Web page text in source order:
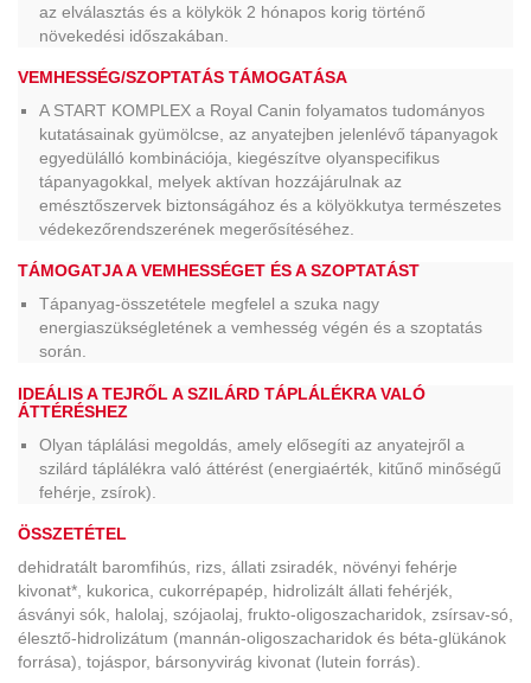
az elválasztás és a kölykök 2 hónapos korig történő
növekedési időszakában.
VEMHESSÉG/SZOPTATÁS TÁMOGATÁSA
A START KOMPLEX a Royal Canin folyamatos tudományos
kutatásainak gyümölcse, az anyatejben jelenlévő tápanyagok
egyedülálló kombinációja, kiegészítve olyanspecifikus
tápanyagokkal, melyek aktívan hozzájárulnak az
emésztőszervek biztonságához és a kölyökkutya természetes
védekezőrendszerének megerősítéséhez.
TÁMOGATJA A VEMHESSÉGET ÉS A SZOPTATÁST
Tápanyag-összetétele megfelel a szuka nagy
energiaszükségletének a vemhesség végén és a szoptatás
során.
IDEÁLIS A TEJRŐL A SZILÁRD TÁPLÁLÉKRA VALÓ
ÁTTÉRÉSHEZ
Olyan táplálási megoldás, amely elősegíti az anyatejről a
szilárd táplálékra való áttérést (energiaérték, kitűnő minőségű
fehérje, zsírok).
ÖSSZETÉTEL
dehidratált baromfihús, rizs, állati zsiradék, növényi fehérje
kivonat*, kukorica, cukorrépapép, hidrolizált állati fehérjék,
ásványi sók, halolaj, szójaolaj, frukto-oligoszacharidok, zsírsav-só,
élesztő-hidrolizátum (mannán-oligoszacharidok és béta-glükánok
forrása), tojáspor, bársonyvirág kivonat (lutein forrás).